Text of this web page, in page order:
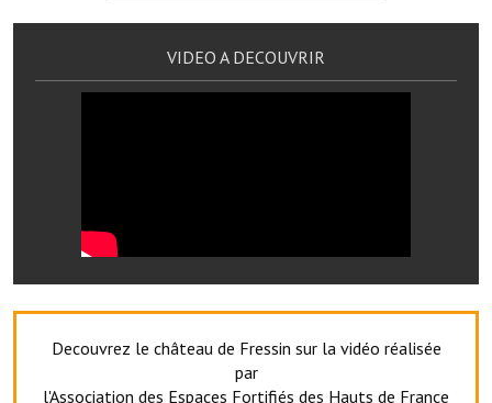
Services publics communaux
Démarches administratives
Etablissements scolaires
Equipements sportifs
VIDEO A DECOUVRIR
Decouvrez le château de Fressin sur la vidéo réalisée
par
l'Association des Espaces Fortifiés des Hauts de France